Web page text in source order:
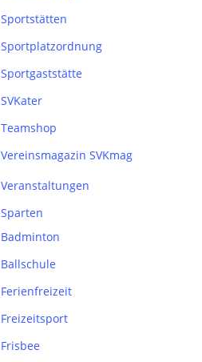
Sportstätten
Sportplatzordnung
Sportgaststätte
SVKater
Teamshop
Vereinsmagazin SVKmag
Veranstaltungen
Sparten
Badminton
Ballschule
Ferienfreizeit
Freizeitsport
Frisbee